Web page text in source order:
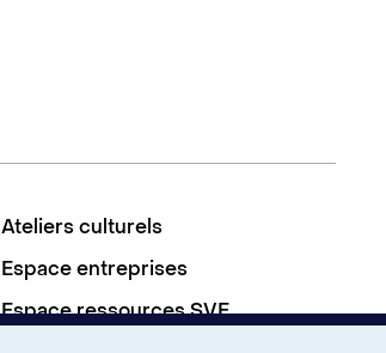
Ateliers culturels
Espace entreprises
Espace ressources SVE